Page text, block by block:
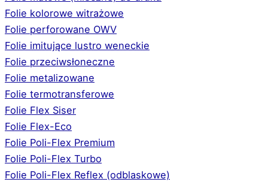
Folie kolorowe witrażowe
Folie perforowane OWV
Folie imitujące lustro weneckie
Folie przeciwsłoneczne
Folie metalizowane
Folie termotransferowe
Folie Flex Siser
Folie Flex-Eco
Folie Poli-Flex Premium
Folie Poli-Flex Turbo
Folie Poli-Flex Reflex (odblaskowe)